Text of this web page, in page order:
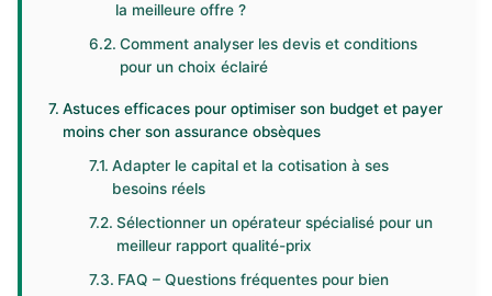
la meilleure offre ?
Comment analyser les devis et conditions
pour un choix éclairé
Astuces efficaces pour optimiser son budget et payer
moins cher son assurance obsèques
Adapter le capital et la cotisation à ses
besoins réels
Sélectionner un opérateur spécialisé pour un
meilleur rapport qualité-prix
FAQ – Questions fréquentes pour bien